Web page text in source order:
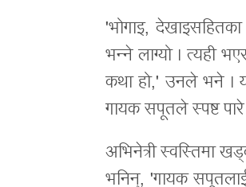
'भोगाइ,
भन्ने लाग्यो । त्यही
कथा हो,' उनले भने ।
गायक सपूतले स्पष्ट पारे
अभिनेत्री स्वस्तिमा
भनिन्, 'गायक